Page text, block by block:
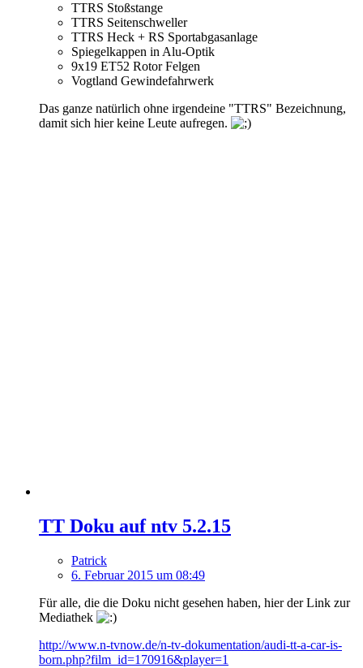
TTRS Stoßstange
TTRS Seitenschweller
TTRS Heck + RS Sportabgasanlage
Spiegelkappen in Alu-Optik
9x19 ET52 Rotor Felgen
Vogtland Gewindefahrwerk
Das ganze natürlich ohne irgendeine "TTRS" Bezeichnung,
damit sich hier keine Leute aufregen.
TT Doku auf ntv 5.2.15
Patrick
6. Februar 2015 um 08:49
Für alle, die die Doku nicht gesehen haben, hier der Link zur
Mediathek
http://www.n-tvnow.de/n-tv-dokumentation/audi-tt-a-car-is-
born.php?film_id=170916&player=1